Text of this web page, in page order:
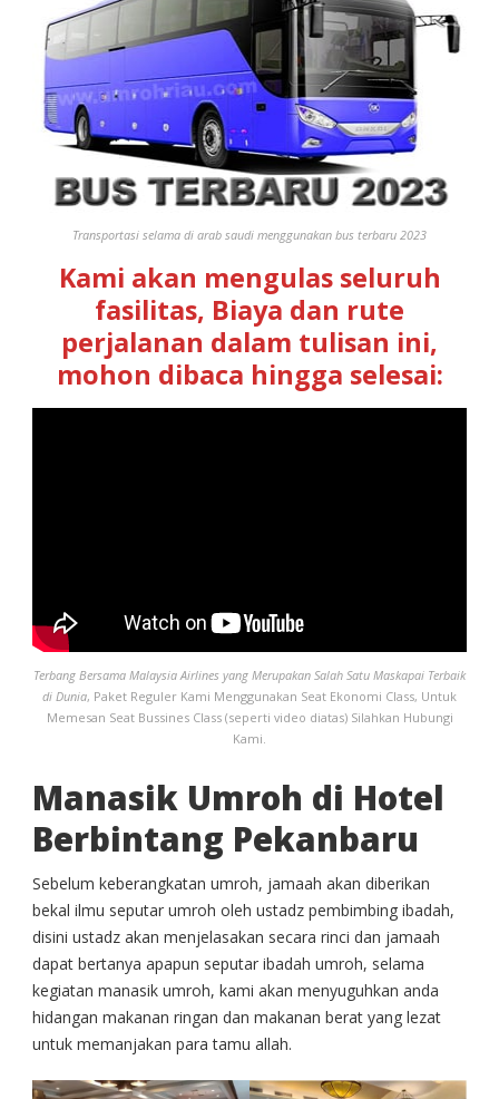
Transportasi selama di arab saudi menggunakan bus terbaru 2023
Kami akan mengulas seluruh
fasilitas, Biaya dan rute
perjalanan dalam tulisan ini,
mohon dibaca hingga selesai:
Terbang Bersama Malaysia Airlines yang Merupakan Salah Satu Maskapai Terbaik
di Dunia, Paket Reguler Kami Menggunakan Seat Ekonomi Class, Untuk
Memesan Seat Bussines Class (seperti video diatas) Silahkan Hubungi
Kami.
Manasik Umroh di Hotel
Berbintang Pekanbaru
Sebelum keberangkatan umroh, jamaah akan diberikan
bekal ilmu seputar umroh oleh ustadz pembimbing ibadah,
disini ustadz akan menjelasakan secara rinci dan jamaah
dapat bertanya apapun seputar ibadah umroh, selama
kegiatan manasik umroh, kami akan menyuguhkan anda
hidangan makanan ringan dan makanan berat yang lezat
untuk memanjakan para tamu allah.